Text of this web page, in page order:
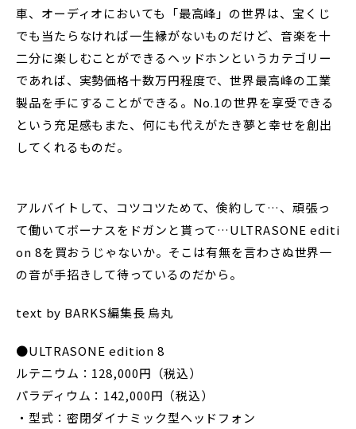
車、オーディオにおいても「最高峰」の世界は、宝くじ
でも当たらなければ一生縁がないものだけど、音楽を十
二分に楽しむことができるヘッドホンというカテゴリー
であれば、実勢価格十数万円程度で、世界最高峰の工業
製品を手にすることができる。No.1の世界を享受できる
という充足感もまた、何にも代えがたき夢と幸せを創出
してくれるものだ。
アルバイトして、コツコツためて、倹約して…、頑張っ
て働いてボーナスをドガンと貰って…ULTRASONE editi
on 8を買おうじゃないか。そこは有無を言わさぬ世界一
の音が手招きして待っているのだから。
text by BARKS編集長 烏丸
●ULTRASONE edition 8
ルテニウム：128,000円（税込）
パラディウム：142,000円（税込）
・型式：密閉ダイナミック型ヘッドフォン